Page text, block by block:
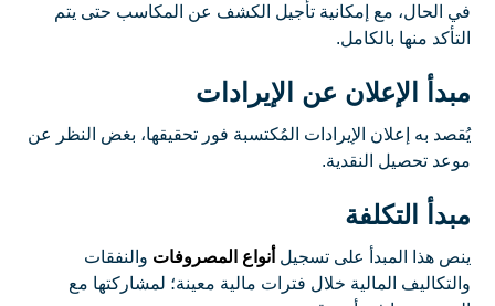
في الحال، مع إمكانية تأجيل الكشف عن المكاسب حتى يتم
التأكد منها بالكامل.
مبدأ الإعلان عن الإيرادات
يُقصد به إعلان الإيرادات المُكتسبة فور تحقيقها، بغض النظر عن
موعد تحصيل النقدية.
مبدأ التكلفة
ينص هذا المبدأ على تسجيل أنواع المصروفات والنفقات
والتكاليف المالية خلال فترات مالية معينة؛ لمشاركتها مع